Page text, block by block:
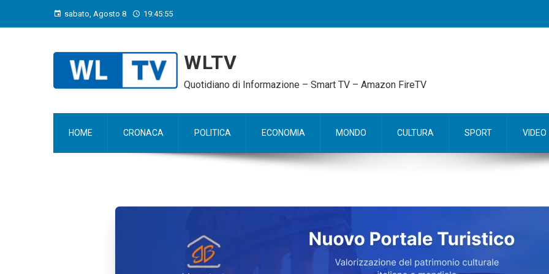
sabato, Agosto 8 19:45:56
WLTV
Quotidiano di Informazione – Smart TV – Amazon FireTV
HOME CRONACA POLITICA ECONOMIA MONDO CULTURA SPORT VIDEO